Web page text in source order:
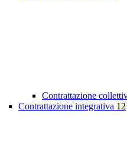
Contrattazione
Contrattazione integrativa 12